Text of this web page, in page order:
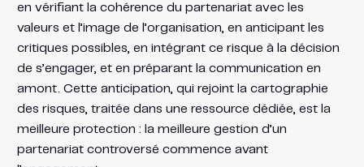
en vérifiant la cohérence du partenariat avec les
valeurs et l’image de l’organisation, en anticipant les
critiques possibles, en intégrant ce risque à la décision
de s’engager, et en préparant la communication en
amont. Cette anticipation, qui rejoint la cartographie
des risques, traitée dans une ressource dédiée, est la
meilleure protection : la meilleure gestion d’un
partenariat controversé commence avant